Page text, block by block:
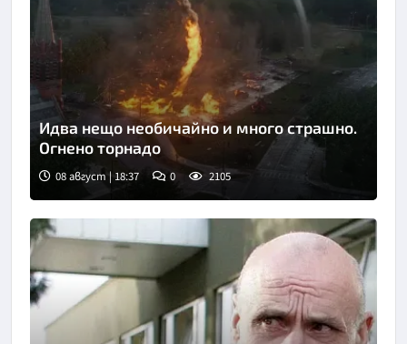
Идва нещо необичайно и много страшно.
Огнено торнадо
08 август | 18:37 0 2105